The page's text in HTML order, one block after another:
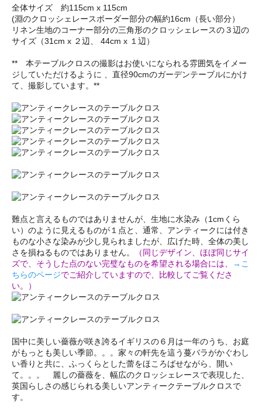
全体サイズ 約115cm x 115cm
(淵のクロッシェレースボーダー部分の幅約16cm（長い部分）
リネン生地のコーナー部分の三角形のクロッシェレースの３辺の
サイズ（31cm x ２辺、 44cm x １辺）
** 本テーブルクロスの撮影はお使いになられる雰囲気をイメー
ジしていただけるように 、直径90cmのガーデンテーブルにかけ
て、撮影しています。**
難点と言えるものではありませんが、生地に水染み（1cmくら
い）のように見えるものが１点と、通常、アンティークには付き
ものな小さな染みが少し見られましたが、広げた時、全体の美し
さを損ねるものではありません。
（同じデザイン、ほぼ同じサイ
ズで、そうした点のない完璧なものを希望される場合には、
→こ
ちらのページでご紹介していますので、比較してご覧くださ
い。）
国中に美しい薔薇が咲き誇るイギリスの６月は一年のうち、お庭
がもっとも美しい季節。。。家々の軒先を這う蔓バラがかぐわし
い香りと共に、ふっくらとした蕾をほころばせながら、開い
て。。。 麗しの薔薇を、幅広のクロッシェレースで表現した、
英国らしさの感じられる美しいアンティークテーブルクロスで
す。